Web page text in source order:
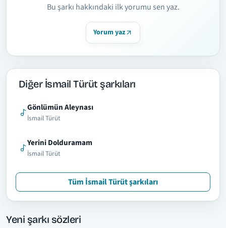
Bu şarkı hakkındaki ilk yorumu sen yaz.
Yorum yaz
Diğer İsmail Türüt şarkıları
Gönlümün Aleynası
İsmail Türüt
Yerini Dolduramam
İsmail Türüt
Tüm İsmail Türüt şarkıları
Yeni şarkı sözleri